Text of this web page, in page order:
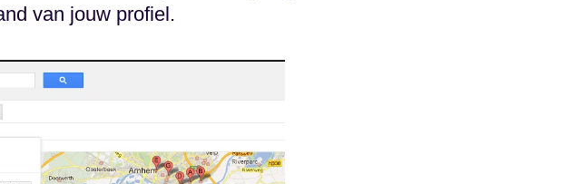
van jouw profiel.